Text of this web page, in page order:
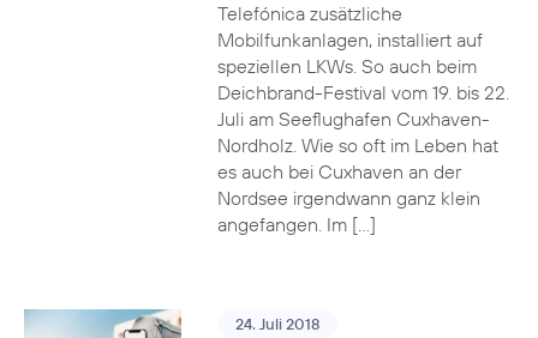
Telefónica zusätzliche
Mobilfunkanlagen, installiert auf
speziellen LKWs. So auch beim
Deichbrand-Festival vom 19. bis 22.
Juli am Seeflughafen Cuxhaven-
Nordholz. Wie so oft im Leben hat
es auch bei Cuxhaven an der
Nordsee irgendwann ganz klein
angefangen. Im […]
24. Juli 2018